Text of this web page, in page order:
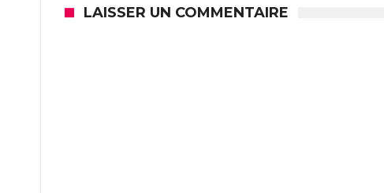
LAISSER UN COMMENTAIRE